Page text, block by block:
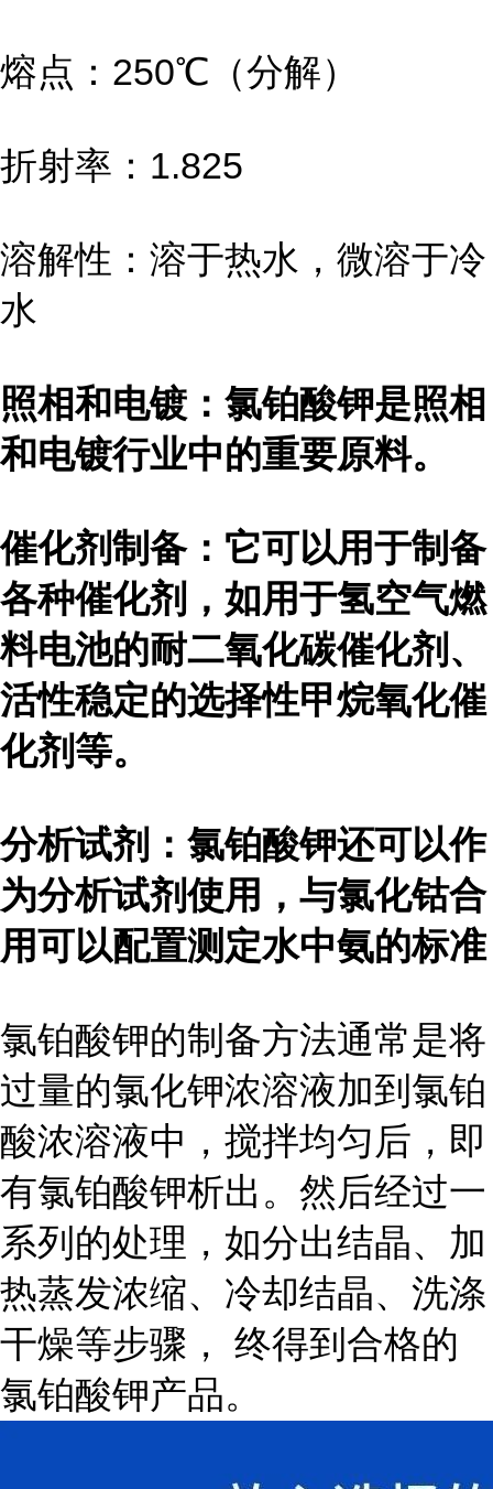
熔点：250℃（分解）
折射率：1.825
溶解性：溶于热水，微溶于冷
水
照相和电镀：氯铂酸钾是照相
和电镀行业中的重要原料。
催化剂制备：它可以用于制备
各种催化剂，如用于氢空气燃
料电池的耐二氧化碳催化剂、
活性稳定的选择性甲烷氧化催
化剂等。
分析试剂：氯铂酸钾还可以作
为分析试剂使用，与氯化钴合
用可以配置测定水中氨的标准
氯铂酸钾的制备方法通常是将
过量的氯化钾浓溶液加到氯铂
酸浓溶液中，搅拌均匀后，即
有氯铂酸钾析出。然后经过一
系列的处理，如分出结晶、加
热蒸发浓缩、冷却结晶、洗涤
干燥等步骤， 终得到合格的
氯铂酸钾产品。